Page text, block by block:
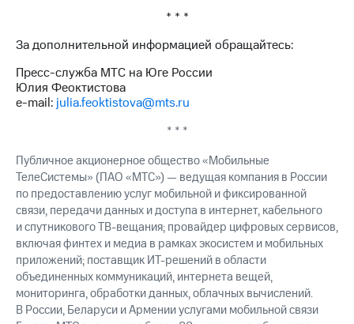
Рынок
Описание
Еврооблигации-2023
именных
облигаций
Другое
Регистратор
Реквизиты
Контакты
развитие
деловая этика
На главную
* * *
За дополнительной информацией обращайтесь:
Пресс-служба МТС на Юге России
Юлия Феоктистова
e-mail: julia.feoktistova@mts.ru
* * *
Публичное акционерное общество «Мобильные
ТелеСистемы» (ПАО «МТС») — ведущая компания в России
по предоставлению услуг мобильной и фиксированной
связи, передачи данных и доступа в интернет, кабельного
и спутникового ТВ-вещания; провайдер цифровых сервисов,
включая финтех и медиа в рамках экосистем и мобильных
приложений; поставщик ИТ-решений в области
объединенных коммуникаций, интернета вещей,
мониторинга, обработки данных, облачных вычислений.
В России, Беларуси и Армении услугами мобильной связи